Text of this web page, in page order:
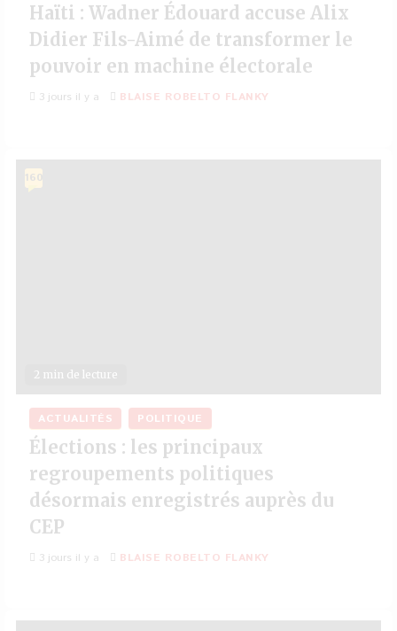
Haïti : Wadner Édouard accuse Alix
Didier Fils-Aimé de transformer le
pouvoir en machine électorale
3 jours il y a BLAISE ROBELTO FLANKY
2 min de lecture
160
ACTUALITÉS POLITIQUE
Élections : les principaux
regroupements politiques
désormais enregistrés auprès du
CEP
3 jours il y a BLAISE ROBELTO FLANKY